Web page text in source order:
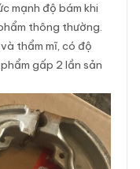
mạnh độ bám khi
thông thường.
thẩm mĩ, có độ
gấp 2 lần sản